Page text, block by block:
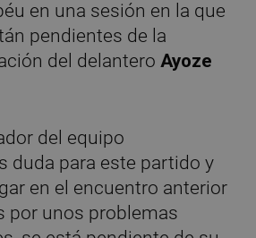
en una sesión en la que
pendientes de la
del delanteroAyoze
del equipo
duda para este partido y
en el encuentro anterior
por unos problemas